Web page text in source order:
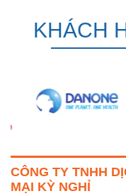
KHÁCH
CÔNG TY TNHH
MẠI KỲ NGHỈ